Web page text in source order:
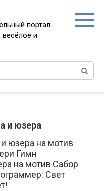
портал.
и
и юзера
юзера на мотив
Гимн
на мотив Сабор
Свет